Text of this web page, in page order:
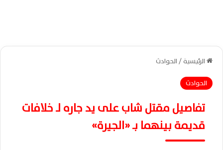
الرئيسية/الحوادث
الحوادث
تفاصيل مقتل شاب على يد جاره لـ خلافات
قديمة بينهما بـ «الجيرة»